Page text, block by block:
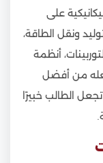
على
ونقل الطاقة،
أنظمة
من أفضل
الطالب خبيرًا